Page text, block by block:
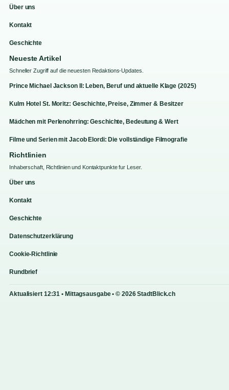
Über uns
Kontakt
Geschichte
Neueste Artikel
Schneller Zugriff auf die neuesten Redaktions-Updates.
Prince Michael Jackson II: Leben, Beruf und aktuelle Klage (2025)
Kulm Hotel St. Moritz: Geschichte, Preise, Zimmer & Besitzer
Mädchen mit Perlenohrring: Geschichte, Bedeutung & Wert
Filme und Serien mit Jacob Elordi: Die vollständige Filmografie
Richtlinien
Inhaberschaft, Richtlinien und Kontaktpunkte fur Leser.
Über uns
Kontakt
Geschichte
Datenschutzerklärung
Cookie-Richtlinie
Rundbrief
Aktualisiert 12:31 • Mittagsausgabe • © 2026 StadtBlick.ch